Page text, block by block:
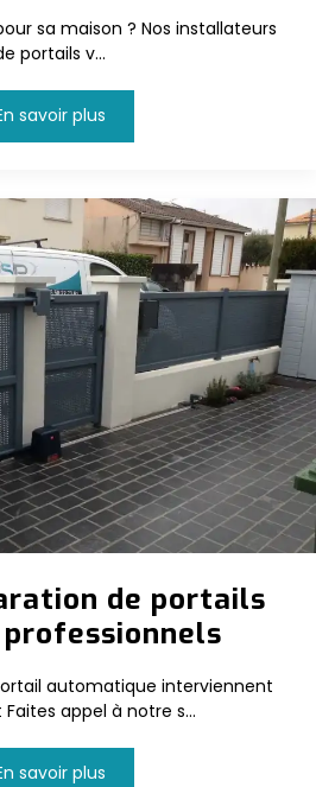
sa maison ? Nos installateurs
portails v...
savoir plus
de portails
automatique interviennent
appel à notre s...
savoir plus